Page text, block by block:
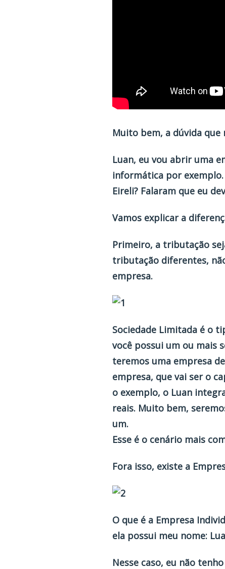
Muito bem, a dúvida que
Luan, eu vou abrir uma
informática por exemplo.
Eireli? Falaram que eu
Vamos explicar a
Primeiro, a tributação
tributação diferentes,
empresa.
Sociedade Limitada é o
você possui um ou mais
teremos uma empresa
empresa, que vai ser o
o exemplo, o Luan
reais. Muito bem,
um.
Esse é o cenário mais
Fora isso, existe a
O que é a Empresa
ela possui meu nome:
Nesse caso, eu não